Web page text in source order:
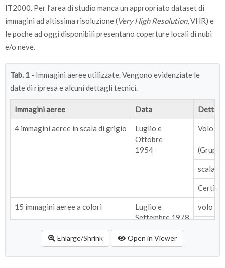
IT2000. Per l’area di studio manca un appropriato dataset di
immagini ad altissima risoluzione (Very High Resolution, VHR) e
le poche ad oggi disponibili presentano coperture locali di nubi
e/o neve.
Tab. 1 - Immagini aeree utilizzate. Vengono evidenziate le
date di ripresa e alcuni dettagli tecnici.
Immagini aeree Data
4 immagini aeree in scala di grigio
Luglio e
Ottobre
1954
Volo
scala
15 immagini aeree a colori
Luglio e
Settembre 1978
volo
Enlarge/Shrink Open in Viewer